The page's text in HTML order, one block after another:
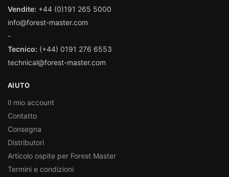
Vendite: +44 (0)191 265 5000
info@forest-master.com
-
Tecnico: (+44) 0191 276 6553
technical@forest-master.com
AIUTO
Il mio account
Contatto
Consegna
Distributori
Articolo ospite per Forest Master
Termini e condizioni